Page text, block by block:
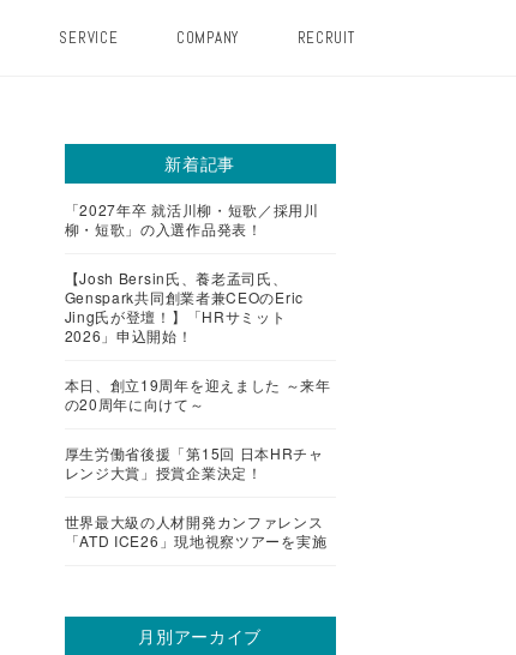
SERVICE COMPANY RECRUIT
新着記事
「2027年卒 就活川柳・短歌／採用川
柳・短歌」の入選作品発表！
【Josh Bersin氏、養老孟司氏、
Genspark共同創業者兼CEOのEric
Jing氏が登壇！】「HRサミット
2026」申込開始！
本日、創立19周年を迎えました ～来年
の20周年に向けて～
厚生労働省後援「第15回 日本HRチャ
レンジ大賞」授賞企業決定！
世界最大級の人材開発カンファレンス
「ATD ICE26」現地視察ツアーを実施
月別アーカイブ